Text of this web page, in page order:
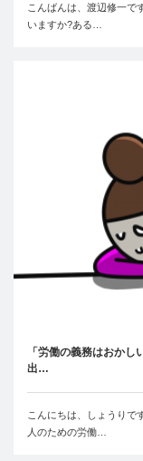
こんばんは、渡辺修一で
いますか?ある…
「労働の義務はおか
出…
こんにちは、しょうりで
人のための労働…